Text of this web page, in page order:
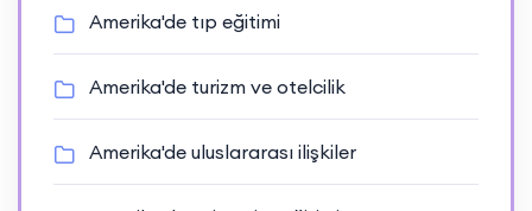
Amerika'de tıp eğitimi
Amerika'de turizm ve otelcilik
Amerika'de uluslararası ilişkiler